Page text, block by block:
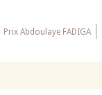
Prix Abdoulaye FADIGA